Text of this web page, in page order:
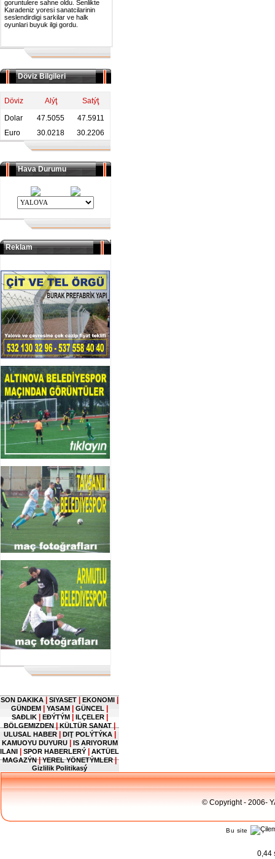
goruntulere sahne oldu. Senlikte
Karadeniz yoresi sanatcilarinin
seslendirdigi sarkilar ve halk
oyunlari buyuk ilgi gordu.
Döviz Bilgileri
Döviz Alýţ
Satýţ
Dolar
47.5055
47.5911
Euro
30.0218 30.2206
Hava Durumu
Reklam
SON DAKIKA SIYASET EKONOMI
GÜNDEM YASAM GÜNCEL
SAĐLIK EĐÝTÝM ILÇELER
BÖLGEMIZDEN | KÜLTÜR SANAT |
ULUSAL HABER DIŢ POLÝTÝKA
KAMUOYU DUYURU
IS ARIYORUM
ILANI
SPOR HABERLERÝ
AKTÜEL
MAGAZÝN | YEREL YÖNETÝMLER |
Gizlilik Politikasý
© Copyright - 2006-
Bu site
0,44